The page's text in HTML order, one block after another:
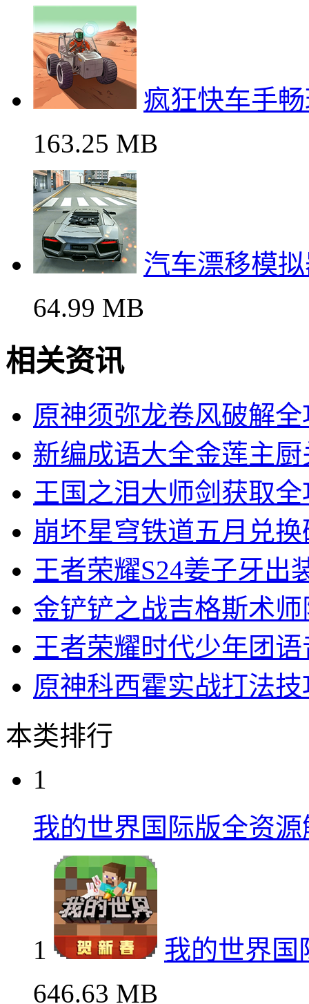
疯狂快车手
163.25 MB
汽车漂移模
64.99 MB
相关资讯
原神须弥龙卷风破解全
新编成语大全金莲主
王国之泪大师剑获取
崩坏星穹铁道五月兑
王者荣耀S24姜子牙出
金铲铲之战吉格斯术
王者荣耀时代少年团
原神科西霍实战打法
本类排行
1
我的世界国际版全资
1
我的世界国
646.63 MB